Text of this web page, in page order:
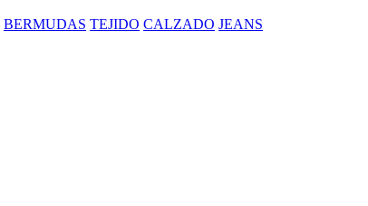
BERMUDAS TEJIDO CALZADO JEANS